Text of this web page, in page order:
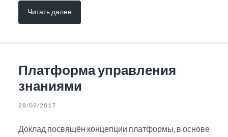
Читать далее
Платформа управления
знаниями
28/09/2017
Доклад посвящён концепции платформы, в основе